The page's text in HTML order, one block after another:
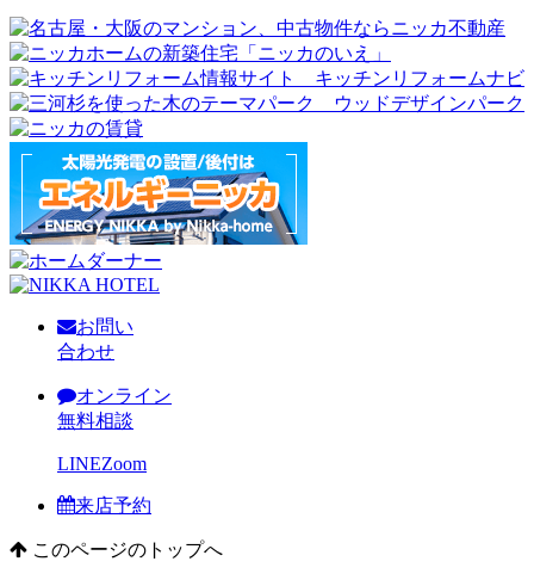
お問い
合わせ
オンライン
無料相談
LINEZoom
来店予約
このページのトップへ